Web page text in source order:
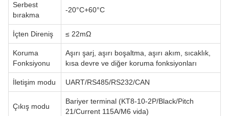
Serbest
bırakma
-20°C+60°C
İçten Direniş ≤ 22mΩ
Koruma
Fonksiyonu
Aşırı şarj, aşırı boşaltma, aşırı akım, sıcaklık,
kısa devre ve diğer koruma fonksiyonları
İletişim modu UART/RS485/RS232/CAN
Çıkış modu
Bariyer terminal (KT8-10-2P/Black/Pitch
21/Current 115A/M6 vida)